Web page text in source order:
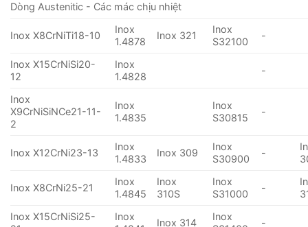
Dòng Austenitic - Các mác chịu nhiệt
Inox X8CrNiTi18-10
Inox
1.4878
Inox 321
Inox
S32100
-
Inox X15CrNiSi20-
12
Inox
1.4828
-
Inox
X9CrNiSiNCe21-11-
2
Inox
1.4835
Inox
S30815
-
Inox X12CrNi23-13
Inox
1.4833
Inox 309
Inox
S30900
-
Inox X8CrNi25-21
Inox
1.4845
Inox
310S
Inox
S31000
-
Inox X15CrNiSi25-
Inox
Inox 314
Inox
-